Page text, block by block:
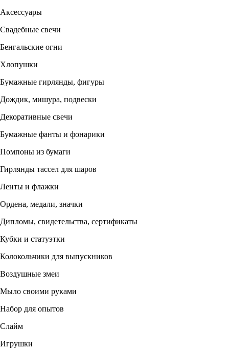
Аксессуары
Свадебные свечи
Бенгальские огни
Хлопушки
Бумажные гирлянды, фигуры
Дождик, мишура, подвески
Декоративные свечи
Бумажные фанты и фонарики
Помпоны из бумаги
Гирлянды тассел для шаров
Ленты и флажки
Ордена, медали, значки
Дипломы, свидетельства, сертификаты
Кубки и статуэтки
Колокольчики для выпускников
Воздушные змеи
Мыло своими руками
Набор для опытов
Слайм
Игрушки